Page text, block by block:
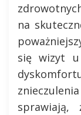
na
się wizyt